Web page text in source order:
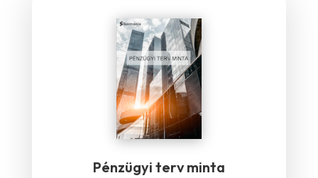
Pénzügyi terv minta